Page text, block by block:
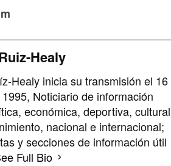
Healy
Healy inicia su transmisión el 16
Noticiario de información
económica, deportiva, cultural
nacional e internacional;
y secciones de información útil
Full Bio